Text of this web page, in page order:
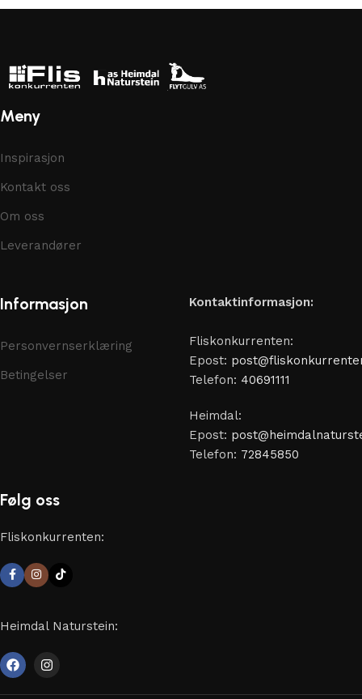
Meny
Inspirasjon
Kontakt oss
Om oss
Leverandører
Informasjon
Personvernserklæring
Betingelser
Kontaktinformasjon:
Fliskonkurrenten:
Epost:
Telefon: 40691111
Heimdal:
Epost:
Telefon: 72845850
Følg oss
Fliskonkurrenten:
Heimdal Naturstein: